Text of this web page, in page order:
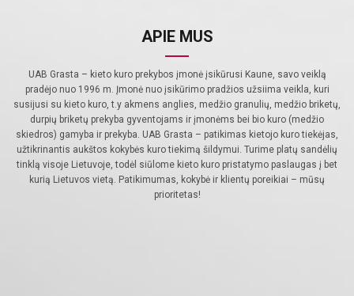
APIE MUS
UAB Grasta – kieto kuro prekybos įmonė įsikūrusi Kaune, savo veiklą
pradėjo nuo 1996 m. Įmonė nuo įsikūrimo pradžios užsiima veikla, kuri
susijusi su kieto kuro, t.y akmens anglies, medžio granulių, medžio briketų,
durpių briketų prekyba gyventojams ir įmonėms bei bio kuro (medžio
skiedros) gamyba ir prekyba. UAB Grasta – patikimas kietojo kuro tiekėjas,
užtikrinantis aukštos kokybės kuro tiekimą šildymui. Turime platų sandėlių
tinklą visoje Lietuvoje, todėl siūlome kieto kuro pristatymo paslaugas į bet
kurią Lietuvos vietą. Patikimumas, kokybė ir klientų poreikiai – mūsų
prioritetas!